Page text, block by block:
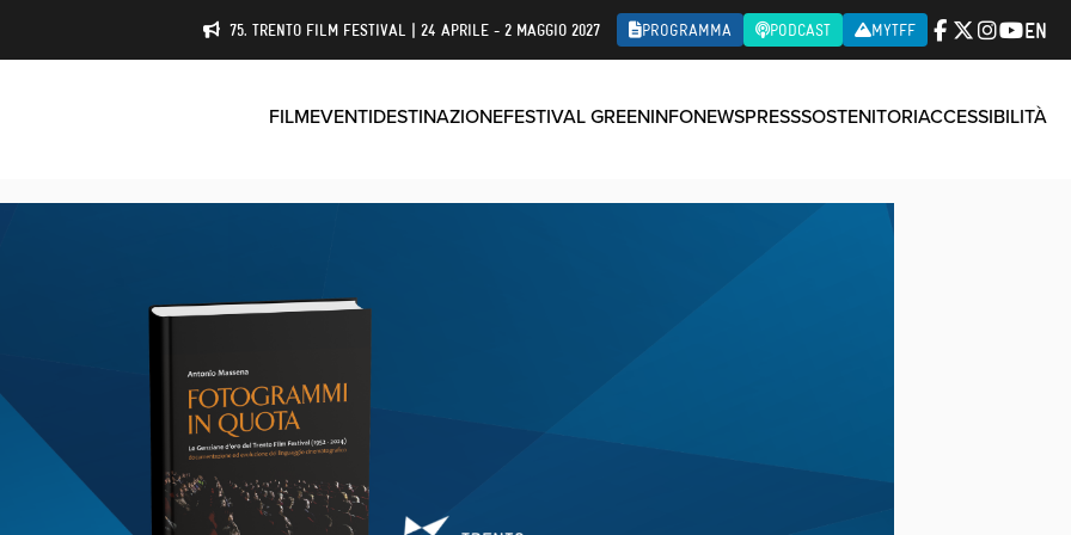
75. TRENTO FILM FESTIVAL | 24 APRILE - 2 MAGGIO 2027 PROGRAMMA PODCAST MYTFF EN
FILMEVENTIDESTINAZIONEFESTIVAL GREENINFONEWSPRESSSOSTENITORIACCESSIBILITÀ